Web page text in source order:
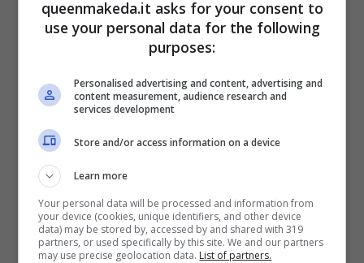
Parete con effetto sfumato, il tutorial per realizzarla da sé -
queenmakeda.it asks for your consent to
use your personal data for the following
purposes:
Personalised advertising and content, advertising and
content measurement, audience research and
services development
Store and/or access information on a device
Learn more
Your personal data will be processed and information from
your device (cookies, unique identifiers, and other device
data) may be stored by, accessed by and shared with 319
partners, or used specifically by this site. We and our partners
may use precise geolocation data. List of partners.